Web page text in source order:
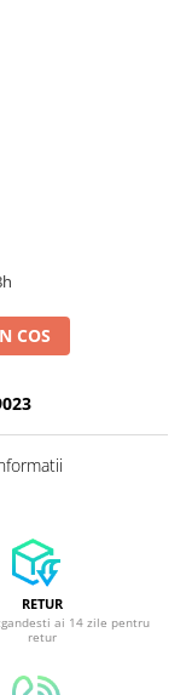
COS
RETUR
ai 14 zile pentru
retur